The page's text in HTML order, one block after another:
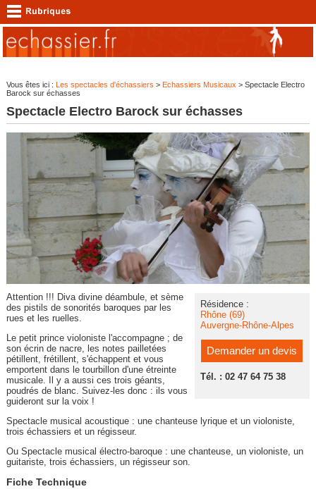
Vous êtes ici : Les spectacles d'échassiers > Echassiers Musicaux > Spectacle Electro
Barock sur échasses
Spectacle Electro Barock sur échasses
Résidence :
Rhône (69)
Auvergne-Rhône-Alpes
Demander un devis
Tél. : 02 47 64 75 38
Attention !!! Diva divine déambule, et sème
des pistils de sonorités baroques par les
rues et les ruelles.
Le petit prince violoniste l'accompagne ; de
son écrin de nacre, les notes pailletées
pétillent, frétillent, s'échappent et vous
emportent dans le tourbillon d'une étreinte
musicale. Il y a aussi ces trois géants,
poudrés de blanc. Suivez-les donc : ils vous
guideront sur la voix !
Spectacle musical acoustique : une chanteuse lyrique et un violoniste,
trois échassiers et un régisseur.
Ou Spectacle musical électro-baroque : une chanteuse, un violoniste, un
guitariste, trois échassiers, un régisseur son.
Fiche Technique